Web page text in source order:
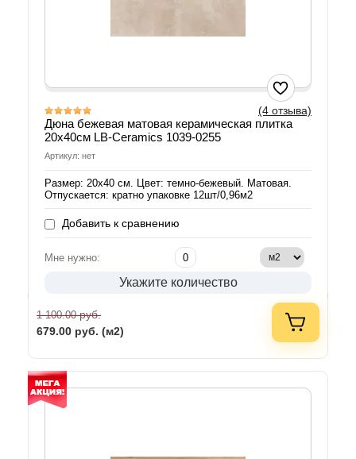
(4 отзыва)
Дюна бежевая матовая керамическая плитка
20х40см LB-Ceramics 1039-0255
Артикул: нет
Размер: 20х40 см. Цвет: темно-бежевый. Матовая.
Отпускается: кратно упаковке 12шт/0,96м2
Добавить к сравнению
Мне нужно:
Укажите количество
1 100.00руб.
679.00 руб. (м2)